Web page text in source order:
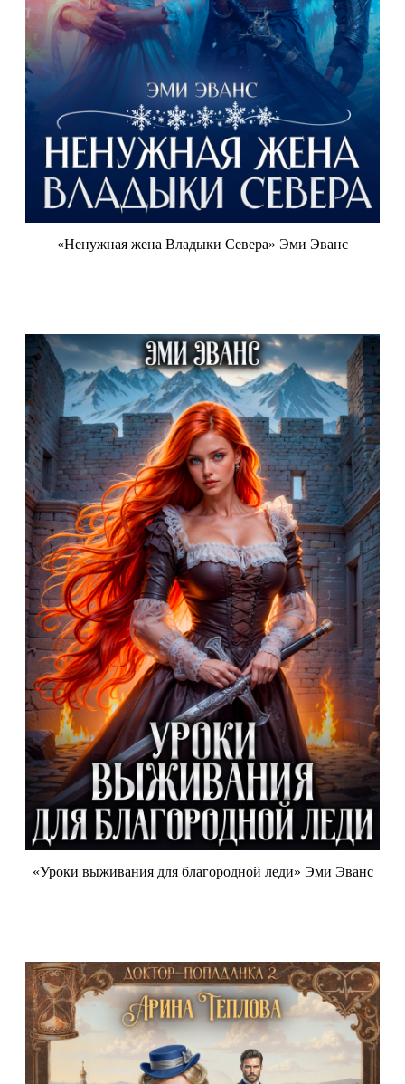
«Ненужная жена Владыки Севера» Эми Эванс
«Уроки выживания для благородной леди» Эми Эванс